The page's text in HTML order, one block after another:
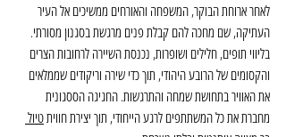
לאחר ארוחת הבוקר, המשפחה והאורחים ממשיכים אל העיר
העתיקה, שם מחכה להם קבלת פנים מרגשת בסגנון מסורתי.
בליווי תופים, חלילים ושופרות, נכנסת השיירה לרחובות הצרים
והקסומים של הרובע היהודי, תוך כדי שירה וריקודים שממלאים
את האוויר בתחושת שמחה והתרגשות. החגיגה הססגונית
מחברת את כל המשתתפים לרגע הייחודי, תוך יצירת חווית טיול